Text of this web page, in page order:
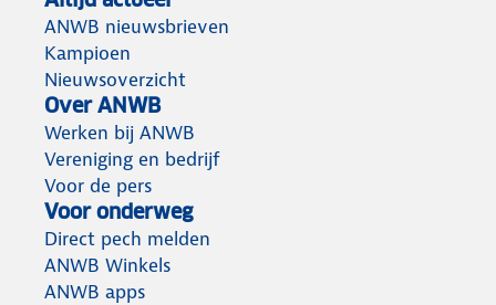
ANWB nieuwsbrieven
Kampioen
Nieuwsoverzicht
Over ANWB
Werken bij ANWB
Vereniging en bedrijf
Voor de pers
Voor onderweg
Direct pech melden
ANWB Winkels
ANWB apps